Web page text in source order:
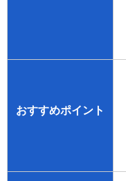
おすすめポイント